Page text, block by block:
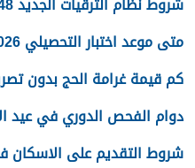
متى موعد اختبار التحصيلي 2026 – 1448
كم قيمة غرامة الحج بدون تصريح 2026 –
دوام الفحص الدوري في عيد
شروط التقديم على الاسكان في